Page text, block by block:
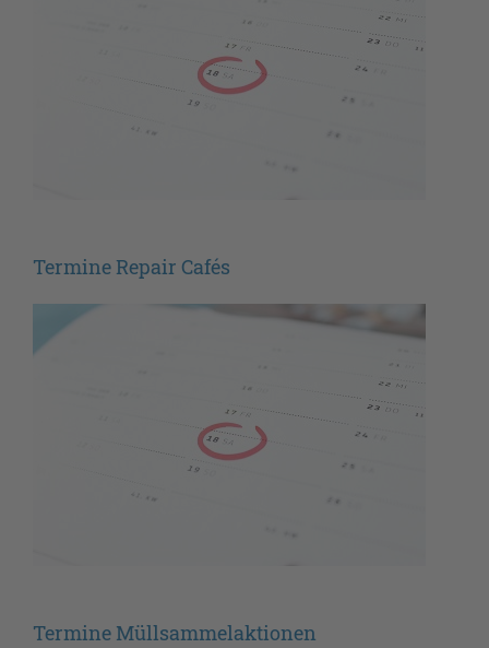
Termine Repair Cafés
Termine Müllsammelaktionen